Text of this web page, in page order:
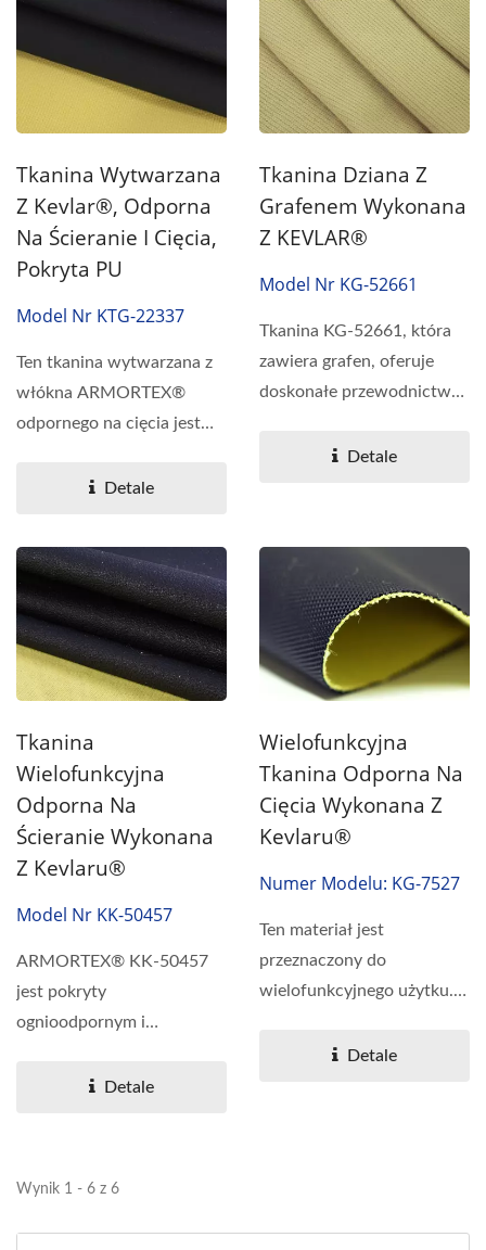
Tkanina Wytwarzana
Z Kevlar®, Odporna
Na Ścieranie I Cięcia,
Pokryta PU
Model Nr KTG-22337
Ten tkanina wytwarzana z
włókna ARMORTEX®
odpornego na cięcia jest
Detale
Tkanina Dziana Z
Grafenem Wykonana
Z KEVLAR®
Model Nr KG-52661
Tkanina KG-52661, która
zawiera grafen, oferuje
doskonałe przewodnictwo
Detale
Tkanina
Wielofunkcyjna
Odporna Na
Ścieranie Wykonana
Z Kevlaru®
Model Nr KK-50457
ARMORTEX® KK-50457
jest pokryty
ognioodpornym i
poliuretanem (PU),...
Detale
Wielofunkcyjna
Tkanina Odporna Na
Cięcia Wykonana Z
Kevlaru®
Numer Modelu: KG-7527
Ten materiał jest
przeznaczony do
wielofunkcyjnego użytku.
Detale
Wynik 1 - 6 z 6